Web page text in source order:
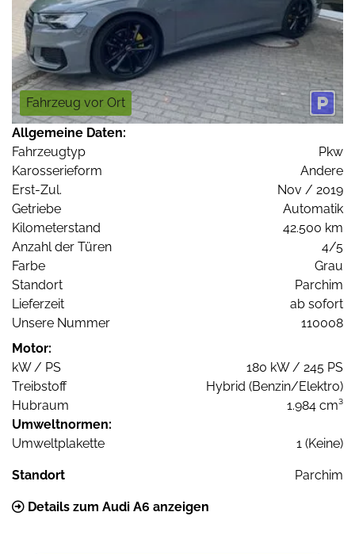
Fahrzeug vor Ort
Allgemeine Daten:
Fahrzeugtyp
Pkw
Karosserieform
Andere
Erst-Zul.
Nov / 2019
Getriebe
Automatik
Kilometerstand
42.500 km
Anzahl der Türen
4/5
Farbe
Grau
Standort
Parchim
Lieferzeit
ab sofort
Unsere Nummer
110008
Motor:
kW / PS
180 kW / 245 PS
Treibstoff
Hybrid (Benzin/Elektro)
Hubraum
1.984 cm³
Umweltnormen:
Umweltplakette
1 (Keine)
Standort Parchim
Details zum Audi A6 anzeigen